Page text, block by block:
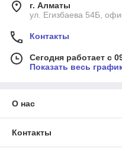
г. Алматы
ул. Егизбаева 54Б,
Контакты
Сегодня работает с
Показать весь
О нас
Контакты